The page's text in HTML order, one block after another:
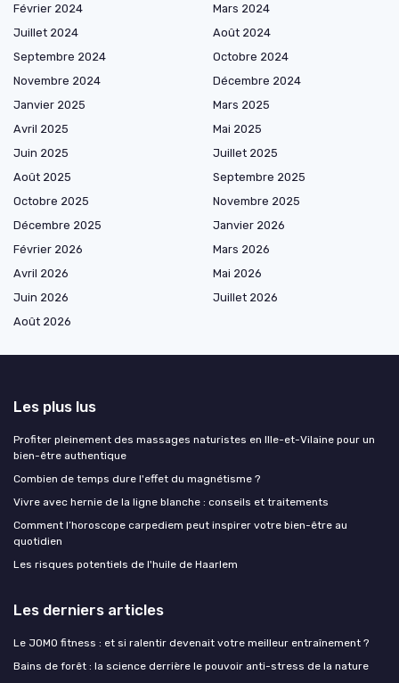
Février 2024
Mars 2024
Juillet 2024
Août 2024
Septembre 2024
Octobre 2024
Novembre 2024
Décembre 2024
Janvier 2025
Mars 2025
Avril 2025
Mai 2025
Juin 2025
Juillet 2025
Août 2025
Septembre 2025
Octobre 2025
Novembre 2025
Décembre 2025
Janvier 2026
Février 2026
Mars 2026
Avril 2026
Mai 2026
Juin 2026
Juillet 2026
Août 2026
Les plus lus
Profiter pleinement des massages naturistes en Ille-et-Vilaine pour un
bien-être authentique
Combien de temps dure l'effet du magnétisme ?
Vivre avec hernie de la ligne blanche : conseils et traitements
Comment l’horoscope carpediem peut inspirer votre bien-être au
quotidien
Les risques potentiels de l'huile de Haarlem
Les derniers articles
Le JOMO fitness : et si ralentir devenait votre meilleur entraînement ?
Bains de forêt : la science derrière le pouvoir anti-stress de la nature